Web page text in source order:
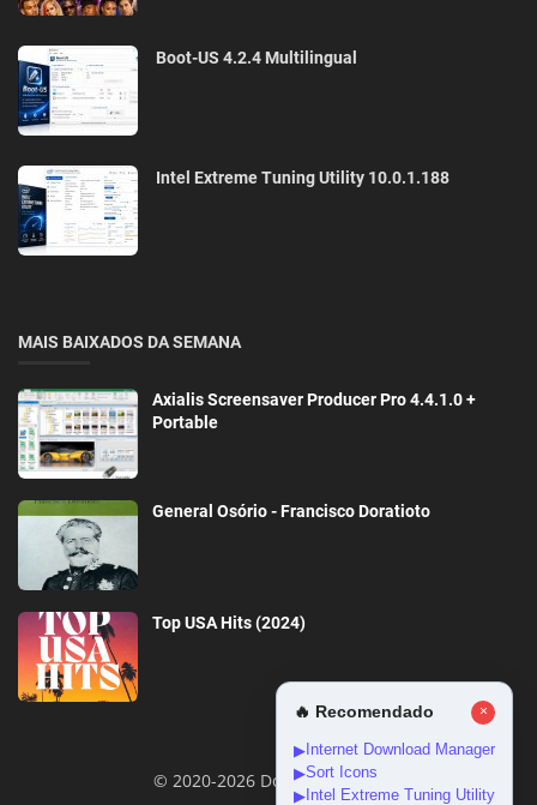
Boot-US 4.2.4 Multilingual
Intel Extreme Tuning Utility 10.0.1.188
MAIS BAIXADOS DA SEMANA
Axialis Screensaver Producer Pro 4.4.1.0 +
Portable
General Osório - Francisco Doratioto
Top USA Hits (2024)
© 2020-2026 DownloadGeral
🔥 Recomendado ×
▶ Internet Download Manager
▶Sort Icons
▶ Intel Extreme Tuning Utility